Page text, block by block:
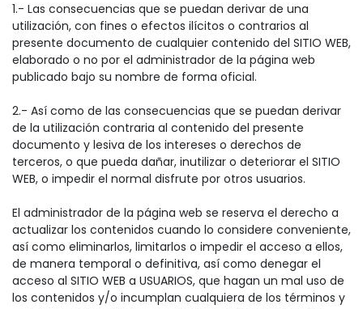
1.- Las consecuencias que se puedan derivar de una
utilización, con fines o efectos ilícitos o contrarios al
presente documento de cualquier contenido del SITIO WEB,
elaborado o no por el administrador de la página web
publicado bajo su nombre de forma oficial.
2.- Así como de las consecuencias que se puedan derivar
de la utilización contraria al contenido del presente
documento y lesiva de los intereses o derechos de
terceros, o que pueda dañar, inutilizar o deteriorar el SITIO
WEB, o impedir el normal disfrute por otros usuarios.
El administrador de la página web se reserva el derecho a
actualizar los contenidos cuando lo considere conveniente,
así como eliminarlos, limitarlos o impedir el acceso a ellos,
de manera temporal o definitiva, así como denegar el
acceso al SITIO WEB a USUARIOS, que hagan un mal uso de
los contenidos y/o incumplan cualquiera de los términos y